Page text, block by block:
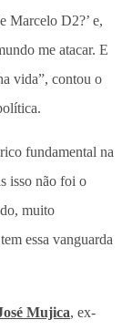
Marcelo D2?’ e,
me atacar. E
vida”, contou o
fundamental na
isso não foi o
muito
essa vanguarda
Mujica, ex-